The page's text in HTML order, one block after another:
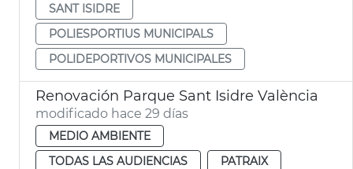
SANT ISIDRE
POLIESPORTIUS MUNICIPALS
POLIDEPORTIVOS MUNICIPALES
Renovación Parque Sant Isidre València
modificado hace 29 días
MEDIO AMBIENTE
TODAS LAS AUDIENCIAS
PATRAIX